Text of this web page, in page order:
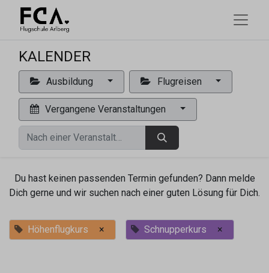
KALENDER
Ausbildung Flugreisen
Vergangene Veranstaltungen
Du hast keinen passenden Termin gefunden? Dann melde
Dich gerne und wir suchen nach einer guten Lösung für Dich.
Höhenflugkurs × Schnupperkurs ×